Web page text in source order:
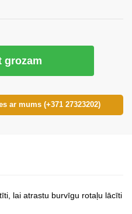
grozam
ar mums (+371 27323202)
lai atrastu burvīgu rotaļu lācīti